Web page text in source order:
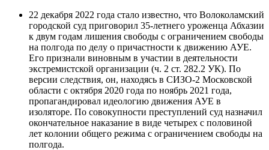
22 декабря 2022 года стало известно, что Волоколамский
городской суд приговорил 35-летнего уроженца Абхазии
к двум годам лишения свободы с ограничением свободы
на полгода по делу о причастности к движению АУЕ.
Его признали виновным в участии в деятельности
экстремистской организации (ч. 2 ст. 282.2 УК). По
версии следствия, он, находясь в СИЗО-2 Московской
области с октября 2020 года по ноябрь 2021 года,
пропагандировал идеологию движения АУЕ в
изоляторе. По совокупности преступлений суд назначил
окончательное наказание в виде четырех с половиной
лет колонии общего режима с ограничением свободы на
полгода.